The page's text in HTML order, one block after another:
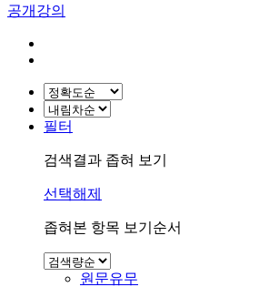
공개강의
필터
검색결과 좁혀 보기
선택해제
좁혀본 항목 보기순서
원문유무